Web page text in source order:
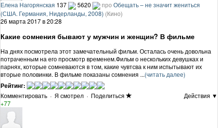
Елена Нагорянская 137 5620 про Обещать – не значит жениться
(США. Германия, Нидерланды, 2008) (Кино)
26 марта 2017 в 20:28
Какие сомнения бывают у мужчин и женщин? В фильме
На днях посмотрела этот замечательный фильм. Осталась очень довольна
потраченным на его просмотр временем.Фильм о нескольких девушках и
парнях, которые сомневаются в том, какие чувтсва к ним испытывают их
вторые половинки. В фильме показаны сомнения ...(читать далее)
Рейтинг:
Комментировать · Я смотрел · Поделиться
Действия ▼
+77